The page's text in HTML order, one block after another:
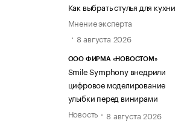
Как выбрать стулья для кухни
Мнение эксперта
8 августа 2026
ООО ФИРМА «НОВОСТОМ»
Smile Symphony внедрили
цифровое моделирование
улыбки перед винирами
Новость
8 августа 2026